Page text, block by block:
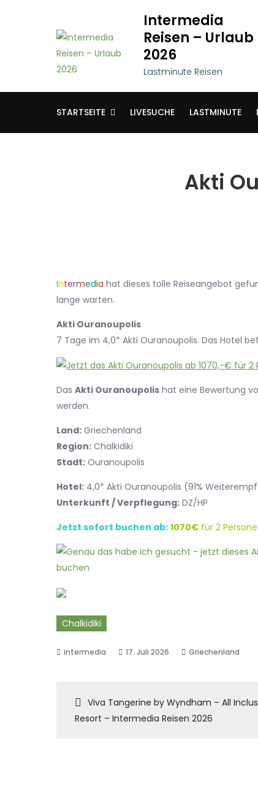
Intermedia
Reisen – Urlaub
2026
Lastminute Reisen
STARTSEITE LIVESUCHE LASTMINUTE
Akti
Intermedia hat dieses tolle Reiseangebot
lange warten.
Akti Ouranoupolis
7 Tage im 4,0* Akti Ouranoupolis. Das Hotel
Das Akti Ouranoupolis hat eine Bewertung
werden.
Land: Griechenland
Region: Chalkidiki
Stadt: Ouranoupolis
Hotel: 4,0* Akti Ouranoupolis (91%
Unterkunft / Verpflegung: DZ/HP
Jetzt sofort buchen ab: 1070€ für 2
Chalkidiki
17. Juli 2026 Griechenland
Viva Tangerine by Wyndham – All
Resort – Intermedia Reisen 2026